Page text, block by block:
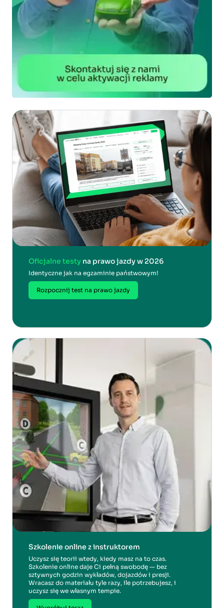
Oficjalne testy na prawo jazdy w 2026
Identyczne jak na egzaminie państwowym!
Rozpocznij test na prawo jazdy
Szkolenie online z instruktorem
Uczysz się teorii wtedy, kiedy masz na to czas.
Szkolenie online daje Ci pełną swobodę — bez
sztywnych godzin wykładów, dojazdów i presji.
Wracasz do materiału tyle razy, ile potrzebujesz, i
uczysz się we własnym tempie.